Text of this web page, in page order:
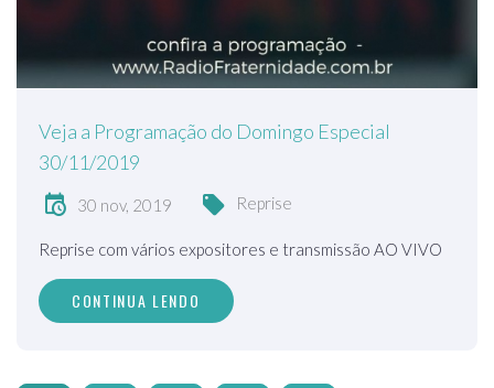
Veja a Programação do Domingo Especial
30/11/2019
30 nov, 2019 Reprise
Reprise com vários expositores e transmissão AO VIVO
CONTINUA LENDO